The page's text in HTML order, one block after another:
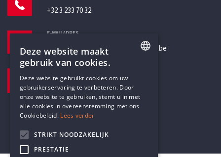
+32 3 233 70 32
E-MAILADRES
secretariaat@humanistischverbond.be
Pottenbrug 4
Antwerpen, 2000
DUTCH
Deze website maakt
gebruik van cookies.
Deze website gebruikt cookies om uw
gebruikerservaring te verbeteren. Door
onze website te gebruiken, stemt u in met
alle cookies in overeenstemming met ons
Cookiebeleid. Lees verder
STRIKT NOODZAKELIJK
PRESTATIE